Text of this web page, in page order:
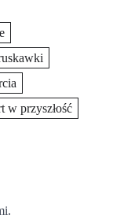
w przyszłość